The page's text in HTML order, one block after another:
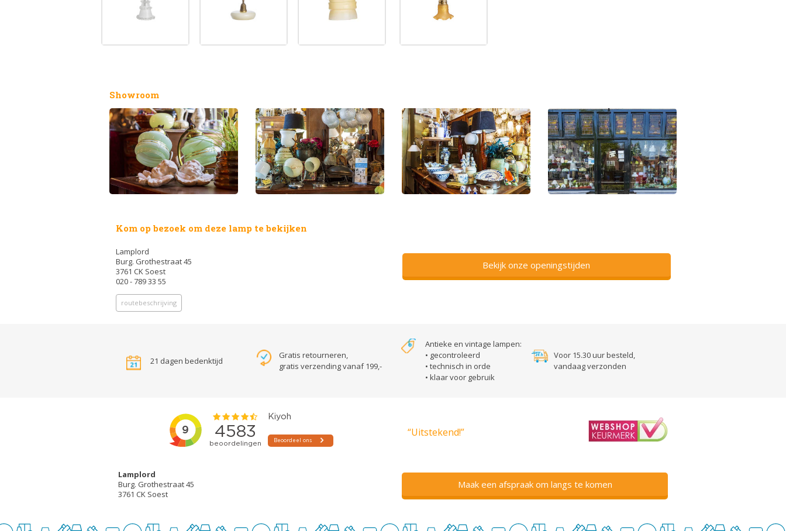
Showroom
Kom op bezoek om deze lamp te bekijken
Lamplord
Burg. Grothestraat 45
3761 CK Soest
020 - 789 33 55
routebeschrijving
Bekijk onze openingstijden
21 dagen bedenktijd
Gratis retourneren,
gratis verzending vanaf 199,-
Antieke en vintage lampen:
• gecontroleerd
• technisch in orde
• klaar voor gebruik
Voor 15.30 uur besteld,
vandaag verzonden
“Uitstekend!”
Lamplord
Burg. Grothestraat 45
3761 CK Soest
Maak een afspraak om langs te komen